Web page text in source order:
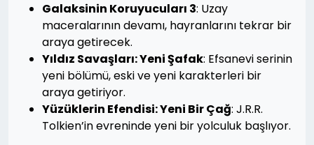
Galaksinin Koruyucuları 3: Uzay
maceralarının devamı, hayranlarını tekrar bir
araya getirecek.
Yıldız Savaşları: Yeni Şafak: Efsanevi serinin
yeni bölümü, eski ve yeni karakterleri bir
araya getiriyor.
Yüzüklerin Efendisi: Yeni Bir Çağ: J.R.R.
Tolkien’in evreninde yeni bir yolculuk başlıyor.